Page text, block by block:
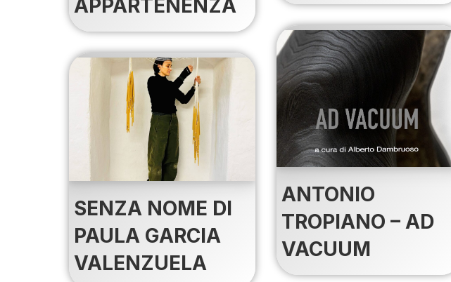
APPARTENENZA
ANTONIO
TROPIANO – AD
VACUUM
SENZA NOME DI
PAULA GARCIA
VALENZUELA